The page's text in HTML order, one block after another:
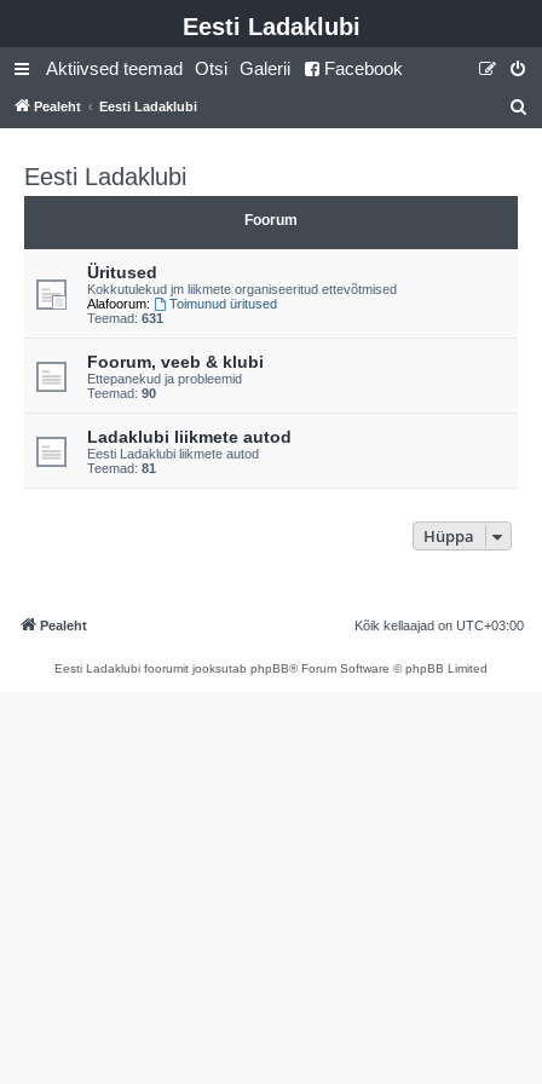
Eesti Ladaklubi
Aktiivsed teemad Otsi Galerii Facebook
Pealeht Eesti Ladaklubi
t
Eesti Ladaklubi
Foorum
Üritused
Kokkutulekud jm liikmete organiseeritud ettevõtmised
Alafoorum:
Toimunud üritused
Teemad: 631
Foorum, veeb & klubi
Ettepanekud ja probleemid
Teemad: 90
Ladaklubi liikmete autod
Eesti Ladaklubi liikmete autod
Teemad: 81
Hüppa
Pealeht Kõik kellaajad on UTC+03:00
Eesti Ladaklubi foorumit jooksutab phpBB® Forum Software © phpBB Limited